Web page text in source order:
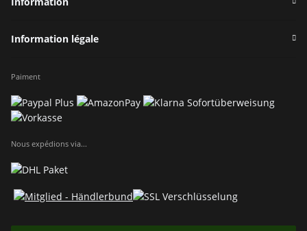
Information légale
Paiment
Nous expédions via...